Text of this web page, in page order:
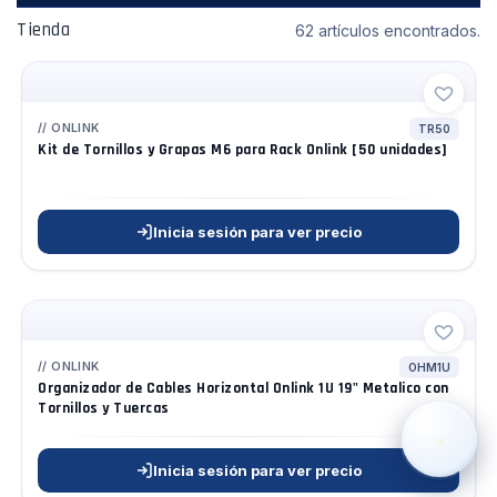
Tienda 62 artículos encontrados.
ONLINK TR50
Kit de Tornillos y Grapas M6 para Rack Onlink [50 unidades]
Inicia sesión para ver precio
ONLINK OHM1U
Organizador de Cables Horizontal Onlink 1U 19" Metalico con
Tornillos y Tuercas
Inicia sesión para ver precio
WhatsApp ›
Cotizar ›
›